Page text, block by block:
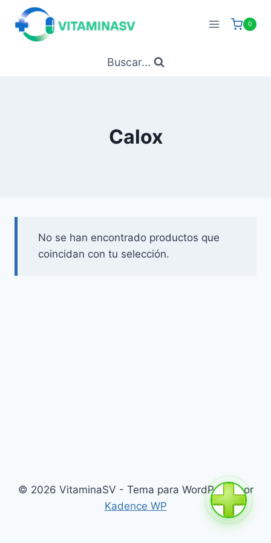
Saltar
contenido
0
Buscar...
Calox
No se han encontrado productos que
coincidan con tu selección.
© 2026 VitaminaSV - Tema para WordPress por
Kadence WP